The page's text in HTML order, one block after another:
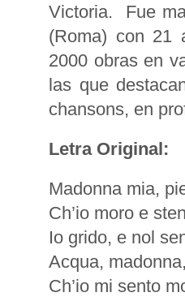
Victoria. Fue
(Roma) con 21
2000 obras en
las que
chansons, en
Letra Original:
Madonna mia,
Ch’io moro e
Io grido, e nol
Acqua,
Ch’io mi sento